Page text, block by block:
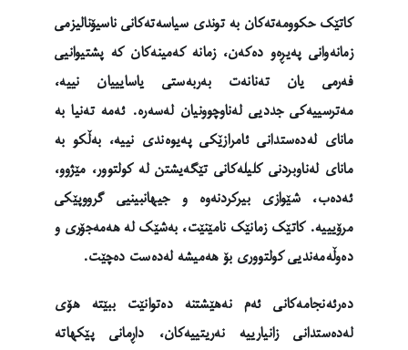
کاتێک حکوومەتەکان بە توندی سیاسەتەکانی ناسیۆنالیزمی
زمانەوانی پەیڕەو دەکەن، زمانە کەمینەکان کە پشتیوانیی
فەرمی یان تەنانەت بەربەستی یاسایییان نییە،
مەترسییەکی جددیی لەناوچوونیان لەسەرە. ئەمە تەنیا بە
مانای لەدەستدانی ئامرازێکی پەیوەندی نییە، بەڵکو بە
مانای لەناوبردنی کلیلەکانی تێگەیشتن لە کولتوور، مێژوو،
ئەدەب، شێوازی بیرکردنەوە و جیهانبینیی گرووپێکی
مرۆیییە. کاتێک زمانێک نامێنێت، بەشێک لە هەمەجۆری و
دەوڵەمەندیی کولتووری بۆ هەمیشە لەدەست دەچێت.
دەرئەنجامەکانی ئەم نەهێشتنە دەتوانێت ببێتە هۆی
لەدەستدانی زانیارییە نەریتییەکان، داڕمانی پێکهاتە